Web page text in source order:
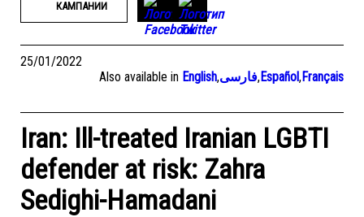
КАМПАНИИ
25/01/2022
Also available in English,فارسی,Español,Français
Iran: Ill-treated Iranian LGBTI
defender at risk: Zahra
Sedighi-Hamadani